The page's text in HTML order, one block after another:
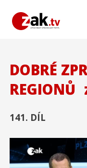
DOBRÉ
REGIONŮ
141. DÍL